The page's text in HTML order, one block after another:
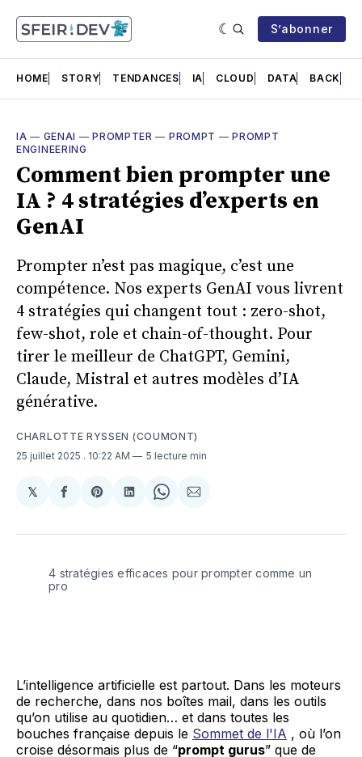
S’abonner
HOME STORY TENDANCES IA CLOUD DATA BACK
IA — GENAI —PROMPTER — PROMPT —PROMPT
ENGINEERING
Comment bien prompter une
IA ? 4 stratégies d’experts en
GenAI
Prompter n’est pas magique, c’est une
compétence. Nos experts GenAI vous livrent
4 stratégies qui changent tout : zero-shot,
few-shot, role et chain-of-thought. Pour
tirer le meilleur de ChatGPT, Gemini,
Claude, Mistral et autres modèles d’IA
générative.
CHARLOTTE RYSSEN (COUMONT)
25 juillet 2025 . 10:22 AM 5 lecture min
𝕏Share
X
Partager
Facebook
Share
Pinterest
Partager
LinkedIn
Share
WhatsApp
Partager
Courriel
4 stratégies efficaces pour prompter comme un
pro
L’intelligence artificielle est partout. Dans les moteurs
de recherche, dans nos boîtes mail, dans les outils
qu’on utilise au quotidien… et dans toutes les
bouches française depuis le Sommet de l'IA , où l’on
croise désormais plus de “prompt gurus” que de